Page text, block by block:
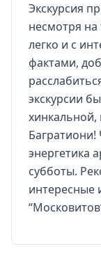
Экскурсия
несмотря на
легко и с
фактами,
экскурсии
Багратиони!
энергетика
субботы.
интересные